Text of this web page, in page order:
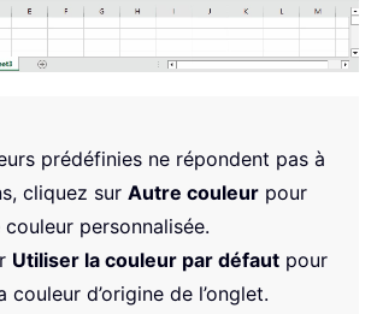
prédéfinies ne répondent pas à
cliquez sur Autre couleur pour
personnalisée.
Utiliser la couleur par défaut pour
couleur d’origine de l’onglet.